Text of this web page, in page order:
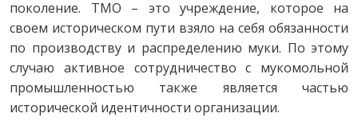
поколение. ТМО – это учреждение, которое на
своем историческом пути взяло на себя обязанности
по производству и распределению муки. По этому
случаю активное сотрудничество с мукомольной
промышленностью также является частью
исторической идентичности организации.